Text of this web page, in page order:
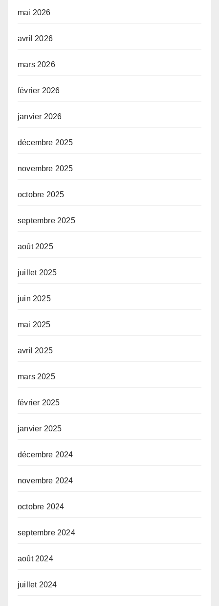
mai 2026
avril 2026
mars 2026
février 2026
janvier 2026
décembre 2025
novembre 2025
octobre 2025
septembre 2025
août 2025
juillet 2025
juin 2025
mai 2025
avril 2025
mars 2025
février 2025
janvier 2025
décembre 2024
novembre 2024
octobre 2024
septembre 2024
août 2024
juillet 2024